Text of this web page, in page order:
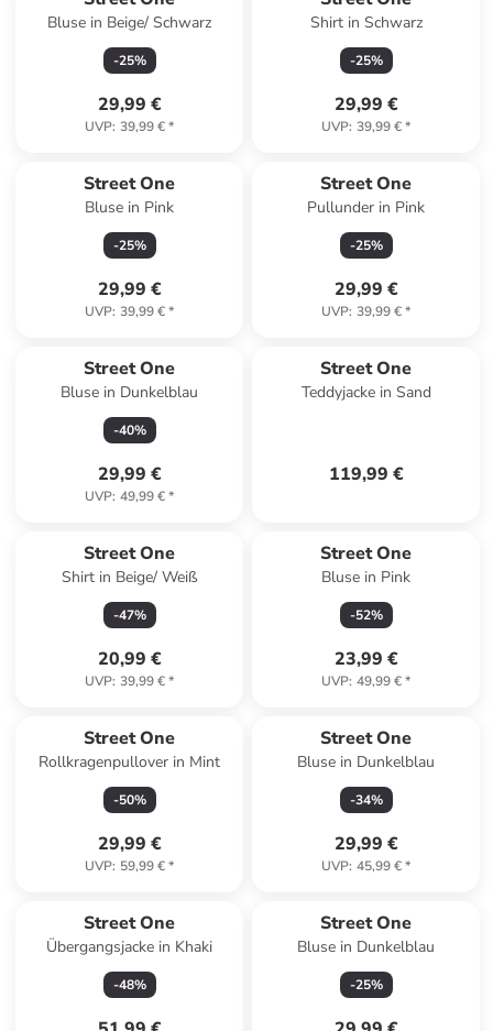
Bluse in Beige/ Schwarz
-25%
29,99 €
UVP: 39,99 €*
Shirt in Schwarz
-25%
29,99 €
UVP: 39,99 €*
Street One
Bluse in Pink
-25%
29,99 €
UVP: 39,99 €*
Street One
Pullunder in Pink
-25%
29,99 €
UVP: 39,99 €*
Street One
Bluse in Dunkelblau
-40%
29,99 €
UVP: 49,99 €*
Street One
Teddyjacke in Sand
119,99 €
Street One
Shirt in Beige/ Weiß
-47%
20,99 €
UVP: 39,99 €*
Street One
Bluse in Pink
-52%
23,99 €
UVP: 49,99 €*
Street One
Rollkragenpullover in Mint
-50%
29,99 €
UVP: 59,99 €*
Street One
Bluse in Dunkelblau
-34%
29,99 €
UVP: 45,99 €*
Street One
Übergangsjacke in Khaki
-48%
Street One
Bluse in Dunkelblau
-25%